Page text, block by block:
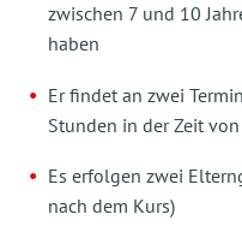
zwischen 7 und 10
haben
Er findet an zwei
Stunden in der Zeit
Es erfolgen zwei
nach dem Kurs)